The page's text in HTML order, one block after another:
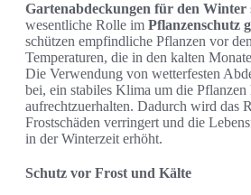
Gartenabdeckungen für den Winter
wesentliche Rolle im Pflanzenschutz
schützen empfindliche Pflanzen vor
Temperaturen, die in den kalten
Die Verwendung von wetterfesten
bei, ein stabiles Klima um die Pflanzen
aufrechtzuerhalten. Dadurch wird das
Frostschäden verringert und die
in der Winterzeit erhöht.
Schutz vor Frost und Kälte